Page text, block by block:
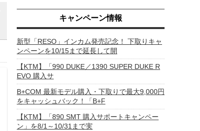
キャンペーン情報
新型「RESO」インカム発売記念！ 下取りキャ
ンペーンを10/15まで延長して開
【KTM】「990 DUKE／1390 SUPER DUKE R
EVO 購入サ
B+COM 最新モデル購入・下取りで最大9,000円
をキャッシュバック！「B+F
【KTM】「890 SMT 購入サポートキャンペー
ン」を8/1～10/31まで実